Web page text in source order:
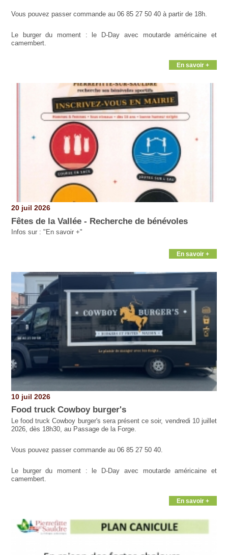
Vous pouvez passer commande au 06 85 27 50 40 à partir de 18h.
Le burger du moment : le D-Day avec moutarde américaine et
camembert.
En savoir +
20 juil 2026
Fêtes de la Vallée - Recherche de bénévoles
Infos sur : "En savoir +"
En savoir +
10 juil 2026
Food truck Cowboy burger's
Le food truck Cowboy burger's sera présent ce soir, vendredi 10 juillet
2026, dès 18h30, au Passage de la Forge.
Vous pouvez passer commande au 06 85 27 50 40.
Le burger du moment : le D-Day avec moutarde américaine et
camembert.
En savoir +